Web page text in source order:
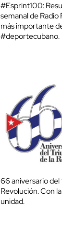
#Esprint100:
semanal de Radio
más importante
#deportecubano.
66 aniversario
Revolución. Con
unidad.